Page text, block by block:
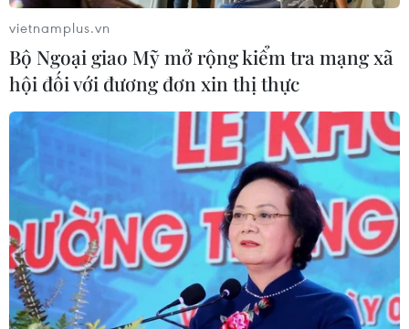
vietnamplus.vn
Bộ Ngoại giao Mỹ mở rộng kiểm tra mạng xã
hội đối với đương đơn xin thị thực